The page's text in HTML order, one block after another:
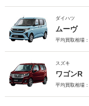
ダイハツ
ムーヴ
平均買取相場：
スズキ
ワゴンR
平均買取相場：